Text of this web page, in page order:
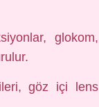
glokom,
göz içi lens